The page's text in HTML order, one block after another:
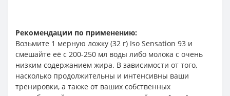
Рекомендации по применению:
Возьмите 1 мерную ложку (32 г) Iso Sensation 93 и
смешайте её с 200-250 мл воды либо молока с очень
низким содержанием жира. В зависимости от того,
насколько продолжительны и интенсивны ваши
тренировки, а также от ваших собственных